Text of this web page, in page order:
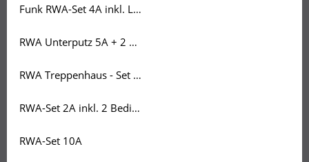
Funk RWA-Set 4A inkl. Linearantrieb 500mm Velux Roto Lichtkuppel
RWA Unterputz 5A + 2 Bedienstellen
RWA Treppenhaus - Set 2A inkl. Akkus + Bedienstelle + Rauchmelder
RWA-Set 2A inkl. 2 Bedienstellen + Rauchmelder
RWA-Set 10A